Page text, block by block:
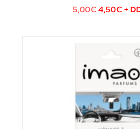
5,00€Izvirna
4,50€ +